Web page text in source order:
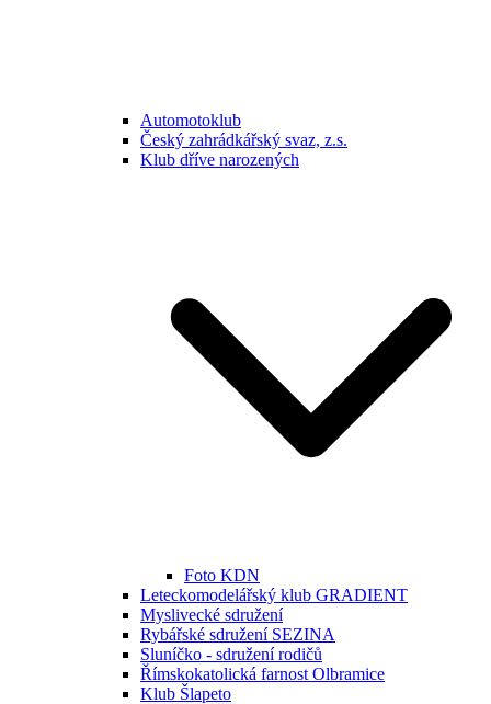
Automotoklub
Český zahrádkářský svaz, z.s.
Klub dříve narozených
Foto KDN
Leteckomodelářský klub GRADIENT
Myslivecké sdružení
Rybářské sdružení SEZINA
Sluníčko - sdružení rodičů
Římskokatolická farnost Olbramice
Klub Šlapeto